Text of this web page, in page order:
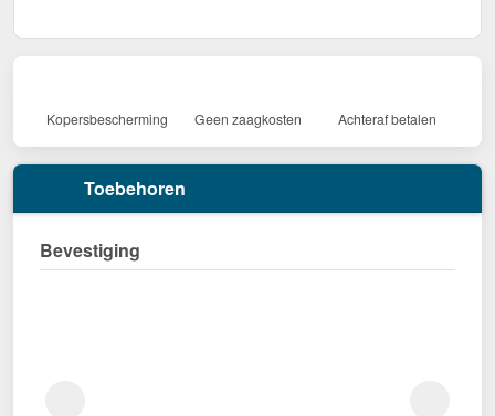
Kopersbescherming Geen zaagkosten Achteraf betalen
Toebehoren
Bevestiging